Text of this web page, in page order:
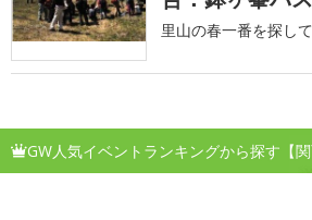
里山の春一番を探し
GW人気イベントランキングから探す【関